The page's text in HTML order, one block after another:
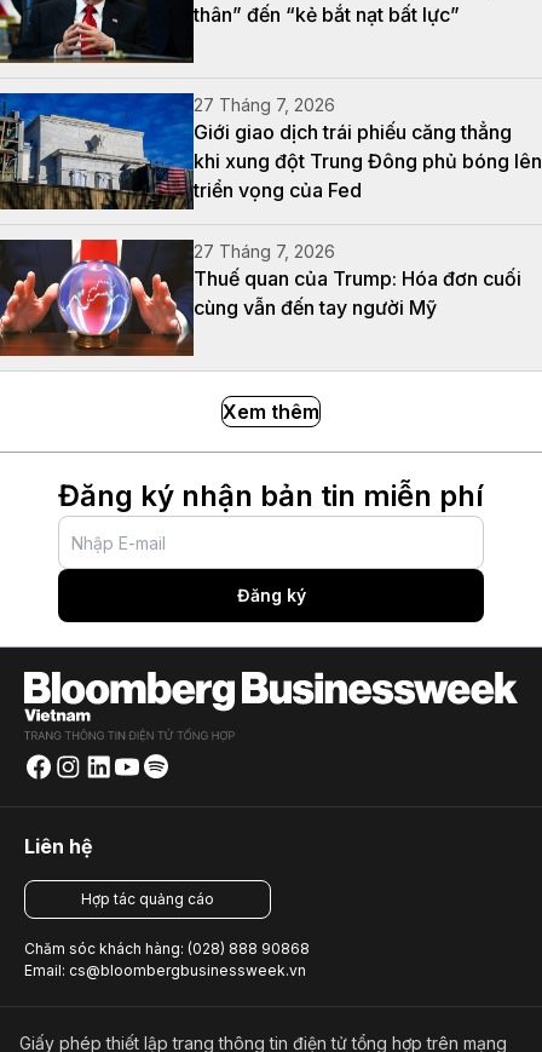
thân” đến “kẻ bắt nạt bất lực”
27 Tháng 7, 2026
Giới giao dịch trái phiếu căng thẳng
khi xung đột Trung Đông phủ bóng lên
triển vọng của Fed
27 Tháng 7, 2026
Thuế quan của Trump: Hóa đơn cuối
cùng vẫn đến tay người Mỹ
Xem thêm
Đăng ký nhận bản tin miễn phí
Đăng ký
Liên hệ
Hợp tác quảng cáo
Chăm sóc khách hàng: (028) 888 90868
Email: cs@bloombergbusinessweek.vn
Giấy phép thiết lập trang thông tin điện tử tổng hợp trên mạng